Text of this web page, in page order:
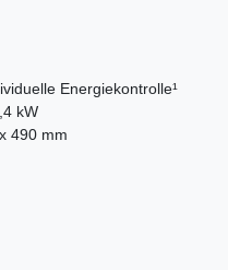
Energiekontrolle¹
kW
490 mm